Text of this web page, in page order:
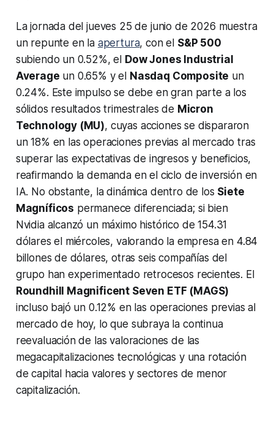
La jornada del jueves 25 de junio de 2026 muestra
un repunte en la apertura, con el S&P 500
subiendo un 0.52%, el
Dow Jones Industrial
Average un 0.65% y el Nasdaq Composite un
0.24%. Este impulso se debe en gran parte a los
sólidos resultados trimestrales de Micron
Technology (MU), cuyas acciones se dispararon
un 18% en las operaciones previas al mercado tras
superar las expectativas de ingresos y beneficios,
reafirmando la demanda en el ciclo de inversión en
IA. No obstante, la dinámica dentro de los Siete
Magníficos permanece diferenciada; si bien
Nvidia alcanzó un máximo histórico de 154.31
dólares el miércoles, valorando la empresa en 4.84
billones de dólares, otras seis compañías del
grupo han experimentado retrocesos recientes. El
Roundhill Magnificent Seven ETF (MAGS)
incluso bajó un 0.12% en las operaciones previas al
mercado de hoy, lo que subraya la continua
reevaluación de las valoraciones de las
megacapitalizaciones tecnológicas y una rotación
de capital hacia valores y sectores de menor
capitalización.